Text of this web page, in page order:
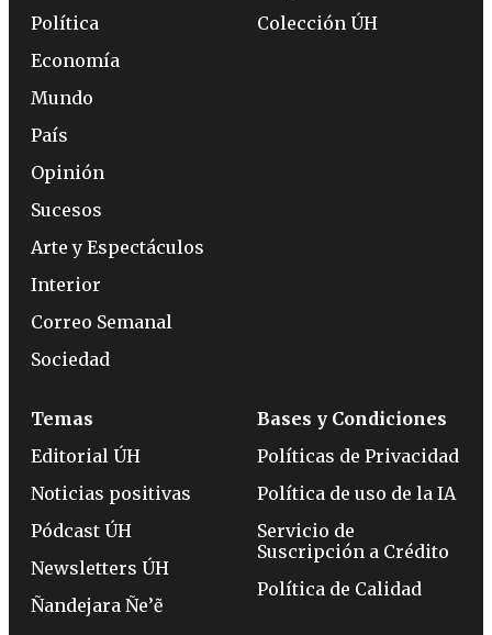
Política
Economía
Mundo
País
Opinión
Sucesos
Arte y Espectáculos
Interior
Correo Semanal
Sociedad
Colección ÚH
Temas
Editorial ÚH
Noticias positivas
Pódcast ÚH
Newsletters ÚH
Ñandejara Ñe’ẽ
Bases y Condiciones
Políticas de Privacidad
Política de uso de la IA
Servicio de
Suscripción a Crédito
Política de Calidad